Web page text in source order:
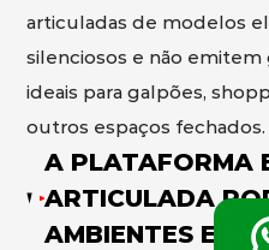
articuladas de modelos
silenciosos e não
ideais para galpões,
outros espaços fechados.
A PLATAFORMA
ARTICULADA
AMBIENTES